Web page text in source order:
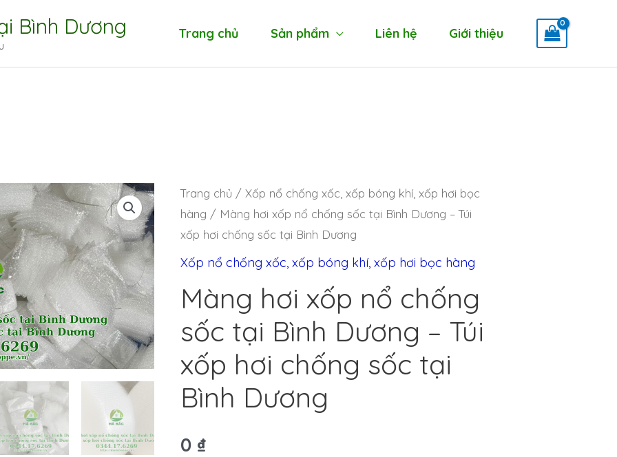
Bình Dương Trang chủ Sản phẩm Liên hệ Giới thiệu
Trang chủ /Xốp nổ chống xốc, xốp bóng khí, xốp hơi bọc
hàng / Màng hơi xốp nổ chống sốc tại Bình Dương – Túi
xốp hơi chống sốc tại Bình Dương
Xốp nổ chống xốc, xốp bóng khí, xốp hơi bọc hàng
Màng hơi xốp nổ chống
sốc tại Bình Dương – Túi
xốp hơi chống sốc tại
Bình Dương
0 ₫